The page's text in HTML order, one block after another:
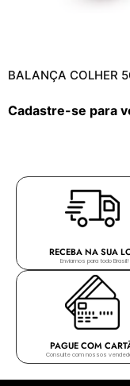
BALANÇA COLHER
Cadastre-se para
RECEBA NA SUA
Enviamos para todo Brasil!
PAGUE COM
Consulte com nossos